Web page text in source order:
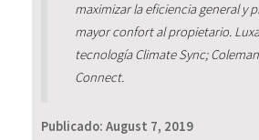
maximizar la eficiencia general y
mayor confort al propietario.
tecnología Climate Sync;
Connect.
Publicado: August 7, 2019